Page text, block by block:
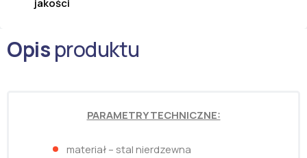
jakości
Opisproduktu
PARAMETRY TECHNICZNE:
materiał – stal nierdzewna